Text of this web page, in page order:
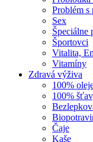
Problém s
Sex
Špeciálne
Športovci
Vitalita,
Vitamíny
Zdravá výživa
100%
100%
Čaje
Kaše